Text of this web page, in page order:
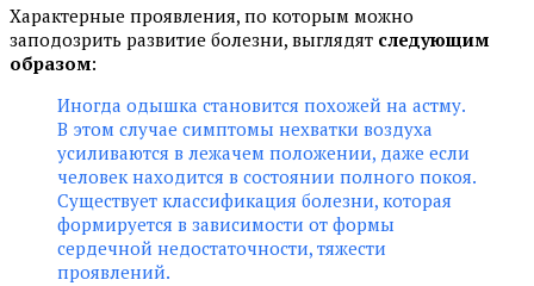
Характерные проявления, по которым можно
заподозрить развитие болезни, выглядят следующим
образом:
Иногда одышка становится похожей на астму.
В этом случае симптомы нехватки воздуха
усиливаются в лежачем положении, даже если
человек находится в состоянии полного покоя.
Существует классификация болезни, которая
формируется в зависимости от формы
сердечной недостаточности, тяжести
проявлений.